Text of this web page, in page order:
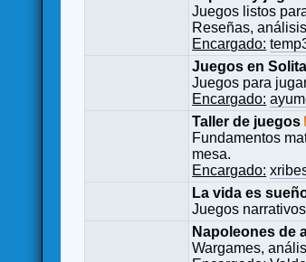
Juegos listos
Reseñas,
Encargado:
Juegos en
Juegos para
Encargado:
Taller de juegos
Fundamentos
mesa.
Encargado:
La vida es
Juegos
Napoleones de
Wargames,